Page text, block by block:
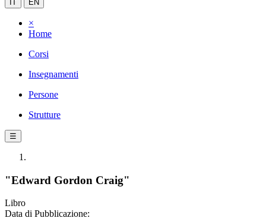
IT EN
×
Home
Corsi
Insegnamenti
Persone
Strutture
☰
"Edward Gordon Craig"
Libro
Data di Pubblicazione: